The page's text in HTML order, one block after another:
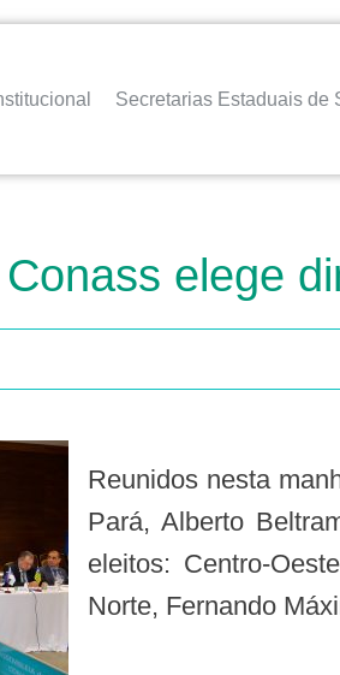
Secretarias Estaduais de
elege
Reunidos nesta manhã (27), em Brasília, secretários estaduais de saúde elegeram o colega do
Pará, Alberto
eleitos: Centro-
Norte, Fernando